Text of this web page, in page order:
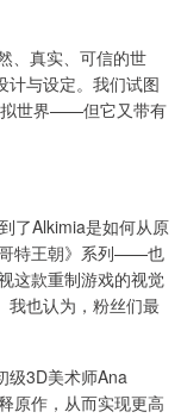
、真实、可信的世
计与设定。我们试图
拟世界——但它又带有
了Alkimia是如何从原
哥特王朝》系列——也
这款重制游戏的视觉
我也认为，粉丝们最
级3D美术师Ana
原作，从而实现更高